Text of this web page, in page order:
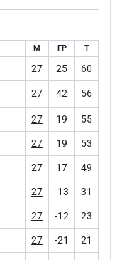
М ГР Т
27 25 60
27 42 56
27 19 55
27 19 53
27 17 49
27 -13 31
27 -12 23
27 -21 21